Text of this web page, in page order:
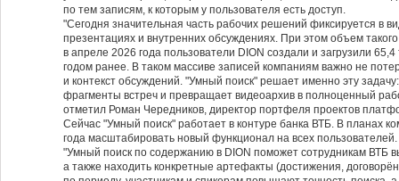
по тем записям, к которым у пользователя есть доступ.
"Сегодня значительная часть рабочих решений фиксируется в
презентациях и внутренних обсуждениях. При этом объем
в апреле 2026 года пользователи DION создали и загрузили
годом ранее. В таком массиве записей компаниям важно не
и контекст обсуждений. "Умный поиск" решает именно эту
фрагменты встреч и превращает видеоархив в полноценный
отметил Роман Чередников, директор портфеля проектов
Сейчас "Умный поиск" работает в контуре банка ВТБ. В планах
года масштабировать новый функционал на всех пользователей.
"Умный поиск по содержанию в DION поможет сотрудникам ВТБ
а также находить конкретные артефакты (достижения,